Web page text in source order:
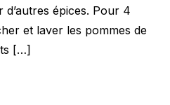
épices. Pour 4
et laver les pommes de
[…]